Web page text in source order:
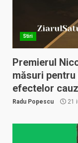
Stiri
Premierul
măsuri
efectelor
Radu Popescu 21